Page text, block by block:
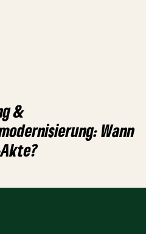
&
Wann